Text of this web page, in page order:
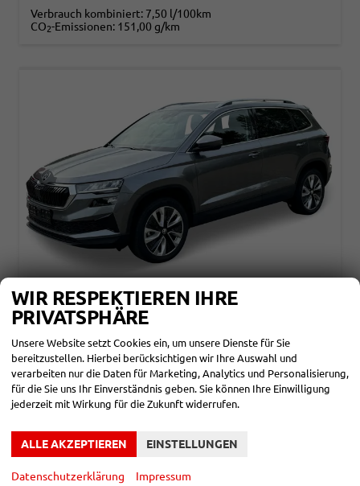
Verbrauch kombiniert: 7,50 l/100km
CO2-Emissionen: 151,00 g/km
SKODA KAROQ
unverbindliche Lieferzeit: ca. 3-6 Monate Neuwagen
Fahrzeugnr. 860244
Schalt. 6-Gang
Benzin
85 kW (116 PS)
incl. 19% MwSt.
Verbrauch kombiniert:
2 -Klasse: D
CO -Emissionen:134,00 g/km
WIR RESPEKTIEREN IHRE
PRIVATSPHÄRE
Unsere Website setzt Cookies ein, um unsere Dienste für Sie
bereitzustellen. Hierbei berücksichtigen wir Ihre Auswahl und
verarbeiten nur die Daten für Marketing, Analytics und Personalisierung,
für die Sie uns Ihr Einverständnis geben. Sie können Ihre Einwilligung
jederzeit mit Wirkung für die Zukunft widerrufen.
ALLE AKZEPTIEREN EINSTELLUNGEN
Datenschutzerklärung Impressum